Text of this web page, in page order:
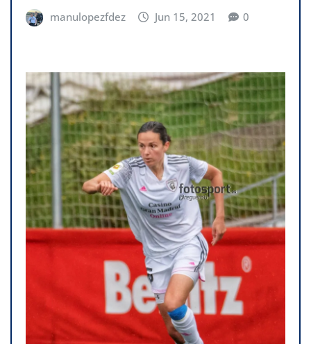
manulopezfdez Jun 15, 2021 0